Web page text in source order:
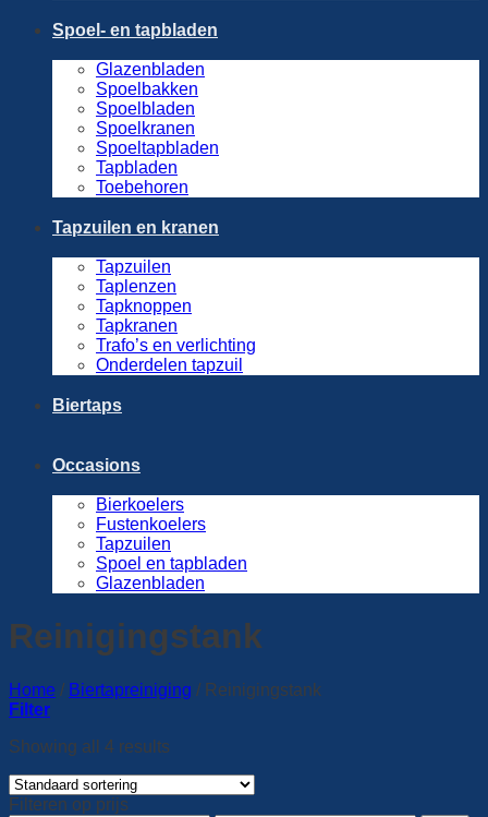
Spoel- en tapbladen
Glazenbladen
Spoelbakken
Spoelbladen
Spoelkranen
Spoeltapbladen
Tapbladen
Toebehoren
Tapzuilen en kranen
Tapzuilen
Taplenzen
Tapknoppen
Tapkranen
Trafo’s en verlichting
Onderdelen tapzuil
Biertaps
Occasions
Bierkoelers
Fustenkoelers
Tapzuilen
Spoel en tapbladen
Glazenbladen
Reinigingstank
Home / Biertapreiniging / Reinigingstank
Filter
Showing all 4 results
Filteren op prijs